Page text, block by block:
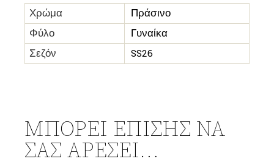
Χρώμα
Πράσινο
Φύλο
Γυναίκα
Σεζόν
SS26
ΜΠΟΡΕΊ ΕΠΊΣΗΣ ΝΑ
ΣΑΣ ΑΡΈΣΕΙ…